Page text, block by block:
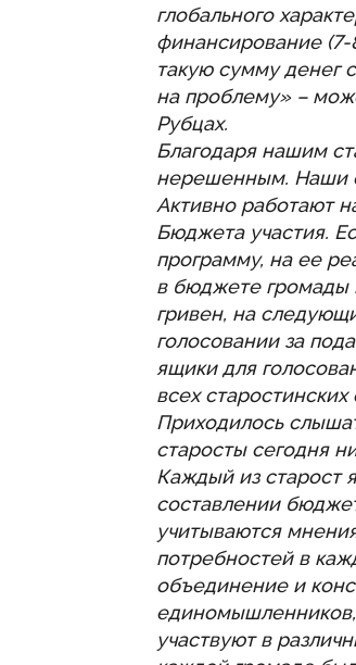
глобального
финансирование
такую сумму денег
на проблему» –
Рубцах.
Благодаря нашим
нерешенным. Наши
Активно работают
Бюджета участия.
программу, на ее
в бюджете громады
гривен, на
голосовании за
ящики для
всех старостинских
Приходилось
старосты сегодня
Каждый из старост
составлении
учитываются
потребностей в
объединение и
единомышленников,
участвуют в